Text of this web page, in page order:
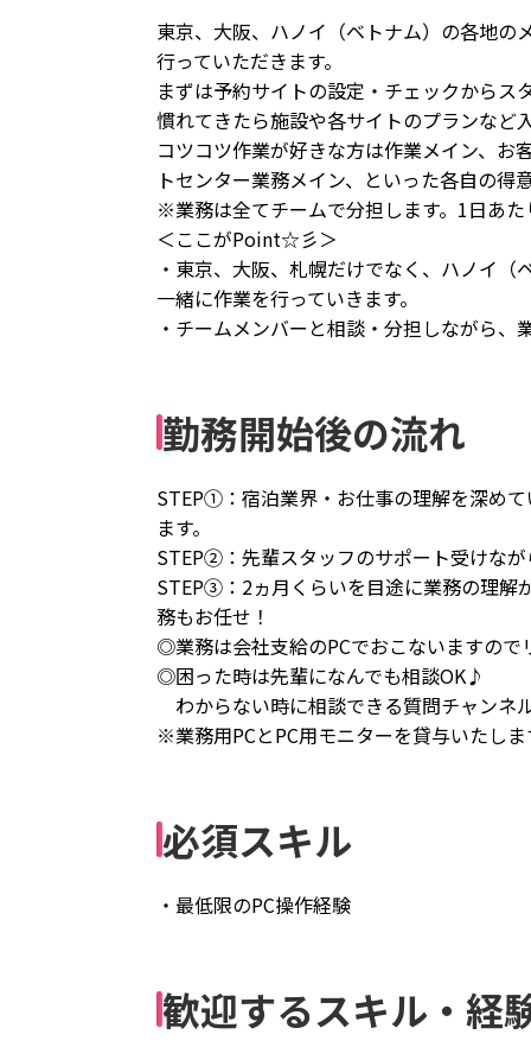
東京、大阪、ハノイ（ベトナム）の各地の
行っていただきます。
まずは予約サイトの設定・チェックから
慣れてきたら施設や各サイトのプランなど
コツコツ作業が好きな方は作業メイン、
トセンター業務メイン、といった各自の
※業務は全てチームで分担します。1日あ
＜ここがPoint☆彡＞
・東京、大阪、札幌だけでなく、ハノイ
一緒に作業を行っていきます。
・チームメンバーと相談・分担しながら、
勤務開始後の流れ
STEP①：宿泊業界・お仕事の理解を深め
ます。
STEP②：先輩スタッフのサポート受けな
STEP③：2ヵ月くらいを目途に業務の理解
務もお任せ！
◎業務は会社支給のPCでおこないますの
◎困った時は先輩になんでも相談OK♪
わからない時に相談できる質問チャンネ
※業務用PCとPC用モニターを貸与いたしま
必須スキル
・最低限のPC操作経験
歓迎するスキル・経